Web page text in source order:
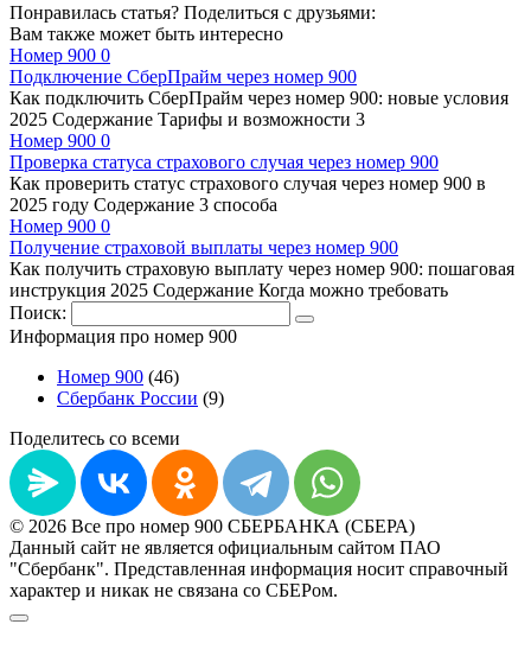
Понравилась статья? Поделиться с друзьями:
Вам также может быть интересно
Номер 900 0
Подключение СберПрайм через номер 900
Как подключить СберПрайм через номер 900: новые условия
2025 Содержание Тарифы и возможности 3
Номер 900 0
Проверка статуса страхового случая через номер 900
Как проверить статус страхового случая через номер 900 в
2025 году Содержание 3 способа
Номер 900 0
Получение страховой выплаты через номер 900
Как получить страховую выплату через номер 900: пошаговая
инструкция 2025 Содержание Когда можно требовать
Поиск:
Информация про номер 900
Номер 900 (46)
Сбербанк России (9)
Поделитесь со всеми
© 2026 Все про номер 900 СБЕРБАНКА (СБЕРА)
Данный сайт не является официальным сайтом ПАО
"Сбербанк". Представленная информация носит справочный
характер и никак не связана со СБЕРом.